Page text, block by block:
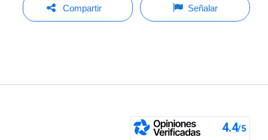
Compartir Señalar